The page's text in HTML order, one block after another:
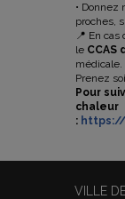
• Donnez
proches,
📍 En
le CCAS
médicale.
Prenez
Pour
chaleur
:
VILLE